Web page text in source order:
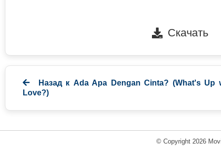
Скачать
Назад к Ada Apa Dengan Cinta? (What's Up
Love?)
© Copyright 2026